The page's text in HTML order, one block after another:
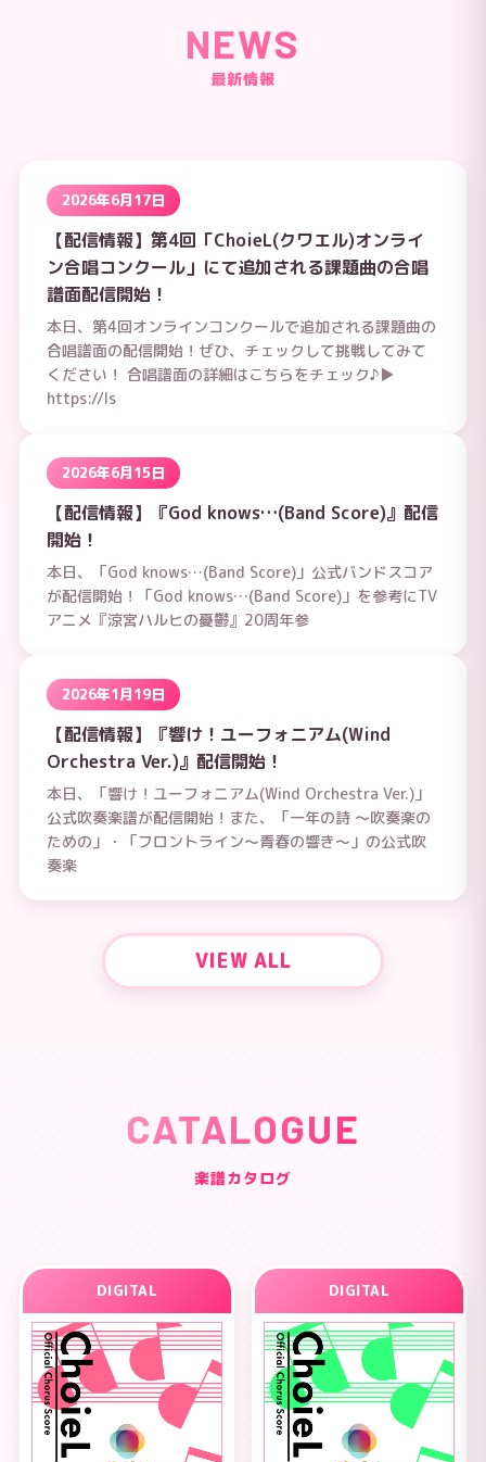
NEWS
最新情報
2026年6月17日
【配信情報】第4回「ChoieL(クワエル)オンライ
ン合唱コンクール」にて追加される課題曲の合唱
譜面配信開始！
本日、第4回オンラインコンクールで追加される課題曲の
合唱譜面の配信開始！ぜひ、チェックして挑戦してみて
ください！ 合唱譜面の詳細はこちらをチェック♪▶
https://ls
2026年6月15日
【配信情報】『God knows…(Band Score)』配信
開始！
本日、「God knows…(Band Score)」公式バンドスコア
が配信開始！「God knows…(Band Score)」を参考にTV
アニメ『涼宮ハルヒの憂鬱』20周年参
2026年1月19日
【配信情報】『響け！ユーフォニアム(Wind
Orchestra Ver.)』配信開始！
本日、「響け！ユーフォニアム(Wind Orchestra Ver.)」
公式吹奏楽譜が配信開始！また、「一年の詩 ～吹奏楽の
ための」・「フロントライン～青春の響き～」の公式吹
奏楽
VIEW ALL
CATALOGUE
楽譜カタログ
DIGITAL DIGITAL